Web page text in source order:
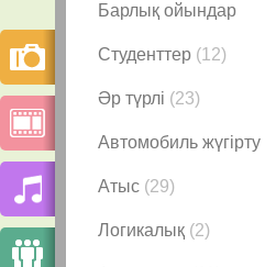
Барлық ойындар
Студенттер (12)
Әр түрлі (23)
Автомобиль жүгірту
Атыс (29)
Логикалық (2)